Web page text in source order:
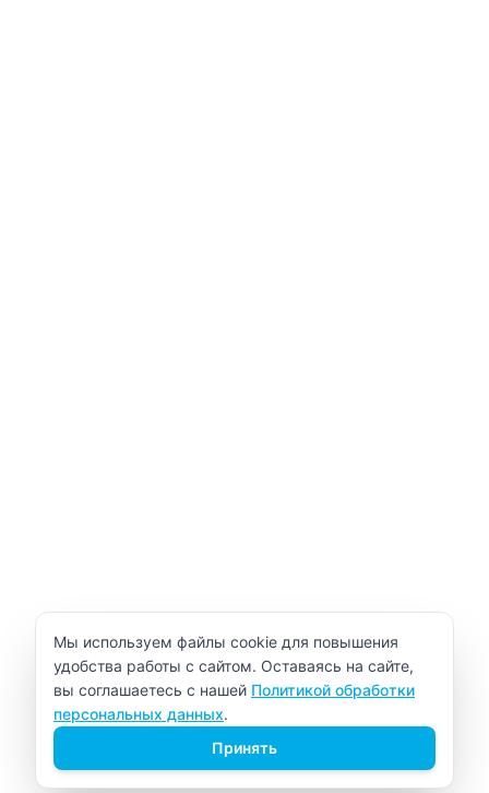
Уведомление об использовании cookie
Мы используем файлы cookie для повышения
удобства работы с сайтом. Оставаясь на сайте,
вы соглашаетесь с нашей Политикой обработки
персональных данных.
Принять